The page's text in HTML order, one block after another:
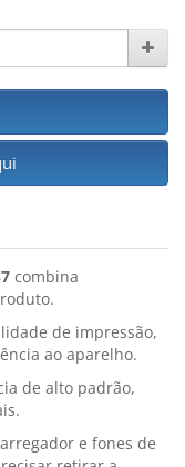
combina
de impressão,
ao aparelho.
de alto padrão,
e fones de